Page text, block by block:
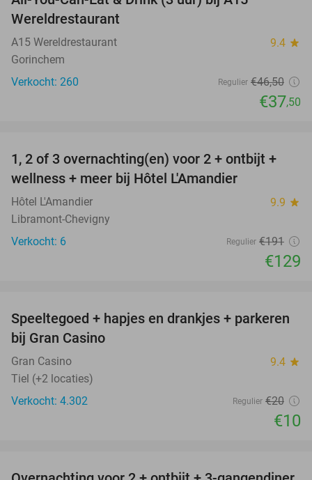
Wereldrestaurant
A15 Wereldrestaurant 9.4 star
Gorinchem
Verkocht: 260
Regulier €46,50
€37,50
32%
TODAY
1, 2 of 3 overnachting(en) voor 2 + ontbijt +
wellness + meer bij Hôtel L'Amandier
Hôtel L'Amandier 9.9 star
Libramont-Chevigny
Verkocht: 6
Regulier €191
€129
50%
Speeltegoed + hapjes en drankjes + parkeren
bij Gran Casino
Gran Casino 9.4 star
Tiel (+2 locaties)
Verkocht: 4.302
Regulier €20
€10